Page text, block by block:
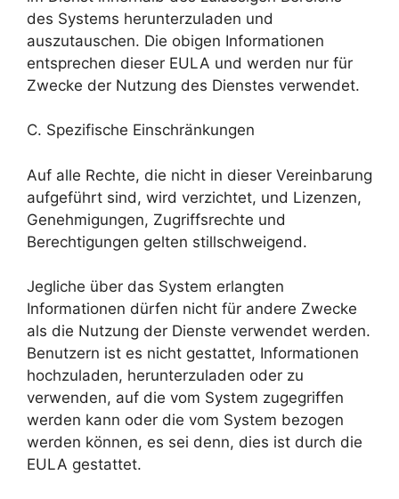
des Systems herunterzuladen und
auszutauschen. Die obigen Informationen
entsprechen dieser EULA und werden nur für
Zwecke der Nutzung des Dienstes verwendet.
C. Spezifische Einschränkungen
Auf alle Rechte, die nicht in dieser Vereinbarung
aufgeführt sind, wird verzichtet, und Lizenzen,
Genehmigungen, Zugriffsrechte und
Berechtigungen gelten stillschweigend.
Jegliche über das System erlangten
Informationen dürfen nicht für andere Zwecke
als die Nutzung der Dienste verwendet werden.
Benutzern ist es nicht gestattet, Informationen
hochzuladen, herunterzuladen oder zu
verwenden, auf die vom System zugegriffen
werden kann oder die vom System bezogen
werden können, es sei denn, dies ist durch die
EULA gestattet.